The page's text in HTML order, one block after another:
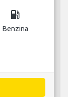
local_gas_station
Benzina